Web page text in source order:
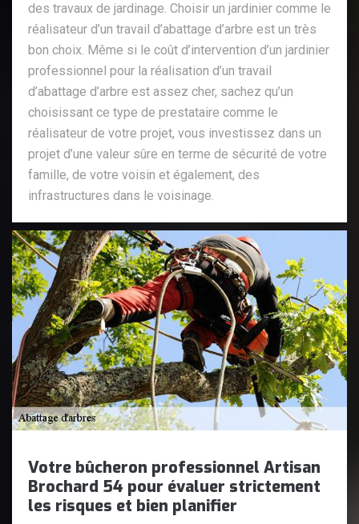
des travaux de jardinage. Choisir un jardinier comme le
réalisateur d’un travail d’abattage d’arbre est un très
bon choix. Même si le coût d’intervention d’un jardinier
professionnel pour la réalisation d’un travail
d’abattage d’arbre est assez cher, sachez qu’un
choisissant ce type de prestataire comme le
réalisateur de votre projet, vous investissez dans un
projet d’une valeur sûre en terme de sécurité de votre
famille, de votre voisin et également, des
infrastructures dans le voisinage.
Votre bûcheron professionnel Artisan
Brochard 54 pour évaluer strictement
les risques et bien planifier